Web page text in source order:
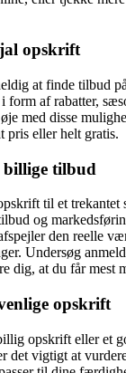
opskrift
at finde tilbud
af rabatter,
med disse
pris eller helt gratis.
tilbud
til et trekantet
og
den reelle
Undersøg
dig, at du får mest
opskrift
opskrift eller et
det vigtigt at